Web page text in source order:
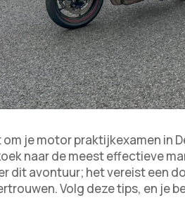
je motor praktijkexamen in
naar de meest effectieve
dit avontuur; het vereist een
Volg deze tips, en je